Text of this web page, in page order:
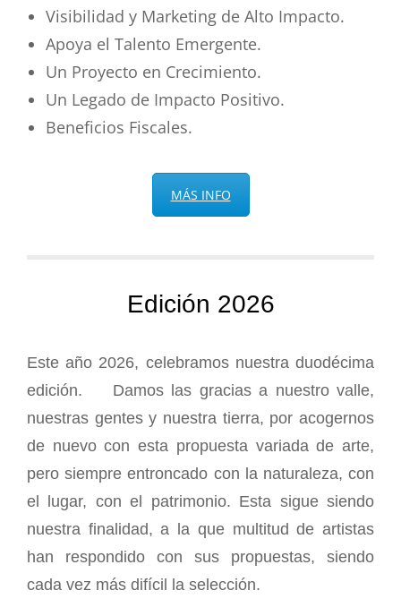
Visibilidad y Marketing de Alto Impacto.
Apoya el Talento Emergente.
Un Proyecto en Crecimiento.
Un Legado de Impacto Positivo.
Beneficios Fiscales.
MÁS INFO
Edición 2026
Este año 2026, celebramos nuestra duodécima
edición. Damos las gracias a nuestro valle,
nuestras gentes y nuestra tierra, por acogernos
de nuevo con esta propuesta variada de arte,
pero siempre entroncado con la naturaleza, con
el lugar, con el patrimonio. Esta sigue siendo
nuestra finalidad, a la que multitud de artistas
han respondido con sus propuestas, siendo
cada vez más difícil la selección.